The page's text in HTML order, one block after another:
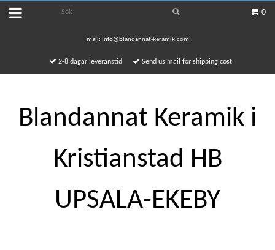
0
mail: info@blandannat-keramik.com
2-8 dagar leveranstid Send us mail for shipping cost
Blandannat Keramik i
Kristianstad HB
UPSALA-EKEBY